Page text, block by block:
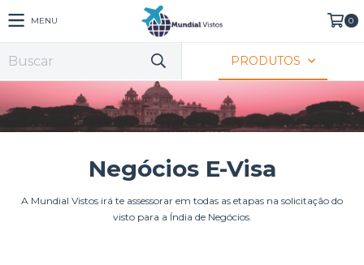
MENU 0
PRODUTOS
Negócios E-Visa
A Mundial Vistos irá te assessorar em todas as etapas na solicitação do
visto para a Índia de Negócios.